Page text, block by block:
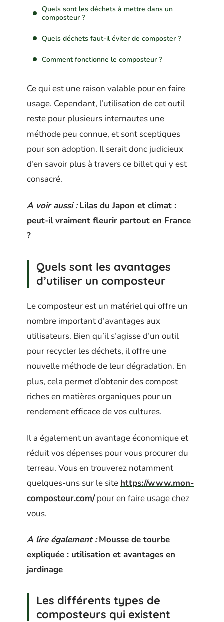
Quels sont les déchets à mettre dans un
composteur ?
Quels déchets faut-il éviter de composter ?
Comment fonctionne le composteur ?
Ce qui est une raison valable pour en faire
usage. Cependant, l’utilisation de cet outil
reste pour plusieurs internautes une
méthode peu connue, et sont sceptiques
pour son adoption. Il serait donc judicieux
d’en savoir plus à travers ce billet qui y est
consacré.
A voir aussi : Lilas du Japon et climat :
peut-il vraiment fleurir partout en France
?
Quels sont les avantages
d’utiliser un composteur
Le composteur est un matériel qui offre un
nombre important d’avantages aux
utilisateurs. Bien qu’il s’agisse d’un outil
pour recycler les déchets, il offre une
nouvelle méthode de leur dégradation. En
plus, cela permet d’obtenir des compost
riches en matières organiques pour un
rendement efficace de vos cultures.
Il a également un avantage économique et
réduit vos dépenses pour vous procurer du
terreau. Vous en trouverez notamment
quelques-uns sur le site https://www.mon-
composteur.com/pour en faire usage chez
vous.
A lire également : Mousse de tourbe
expliquée : utilisation et avantages en
jardinage
Les différents types de
composteurs qui existent